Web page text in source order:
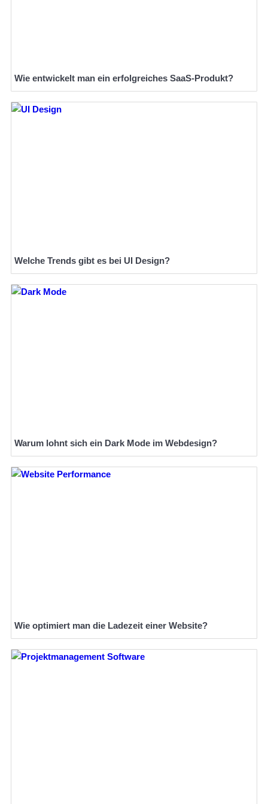
Wie entwickelt man ein erfolgreiches SaaS-Produkt?
Welche Trends gibt es bei UI Design?
Warum lohnt sich ein Dark Mode im Webdesign?
Wie optimiert man die Ladezeit einer Website?